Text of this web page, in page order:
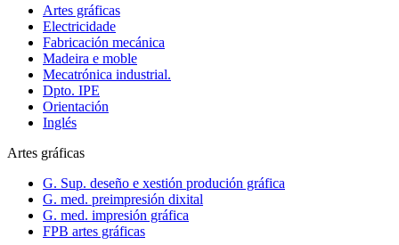
Artes gráficas
Electricidade
Fabricación mecánica
Madeira e moble
Mecatrónica industrial.
Dpto. IPE
Orientación
Inglés
Artes gráficas
G. Sup. deseño e xestión produción gráfica
G. med. preimpresión dixital
G. med. impresión gráfica
FPB artes gráficas